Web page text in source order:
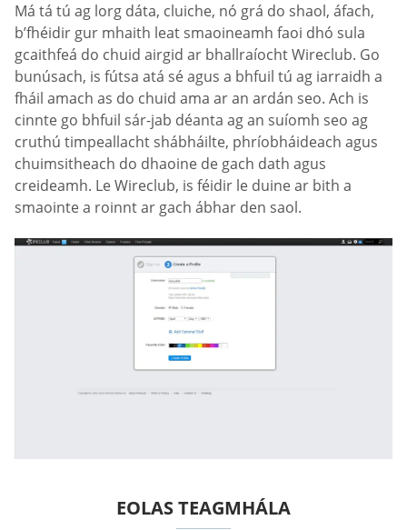
Má tá tú ag lorg dáta, cluiche, nó grá do shaol, áfach,
b’fhéidir gur mhaith leat smaoineamh faoi dhó sula
gcaithfeá do chuid airgid ar bhallraíocht Wireclub. Go
bunúsach, is fútsa atá sé agus a bhfuil tú ag iarraidh a
fháil amach as do chuid ama ar an ardán seo. Ach is
cinnte go bhfuil sár-jab déanta ag an suíomh seo ag
cruthú timpeallacht shábháilte, phríobháideach agus
chuimsitheach do dhaoine de gach dath agus
creideamh. Le Wireclub, is féidir le duine ar bith a
smaointe a roinnt ar gach ábhar den saol.
EOLAS TEAGMHÁLA